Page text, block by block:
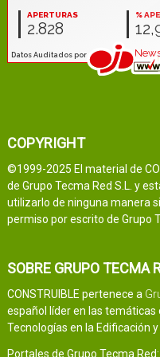
COPYRIGHT
©1999-2025 El material de
de Grupo Tecma Red S.L. y
utilizarlo de ninguna manera
permiso por escrito de Grupo
SOBRE GRUPO TECMA
CONSTRUIBLE pertenece a
español líder en las temáticas
Tecnologías en la Edificación y
Portales de Grupo Tecma Red: